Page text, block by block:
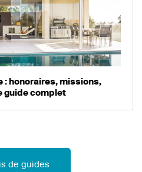
: honoraires, missions,
guide complet
de guides